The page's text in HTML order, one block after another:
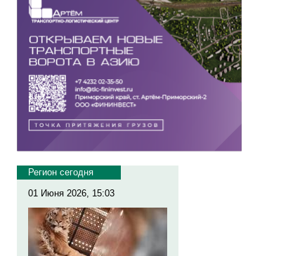
Регион сегодня
01 Июня 2026, 15:03